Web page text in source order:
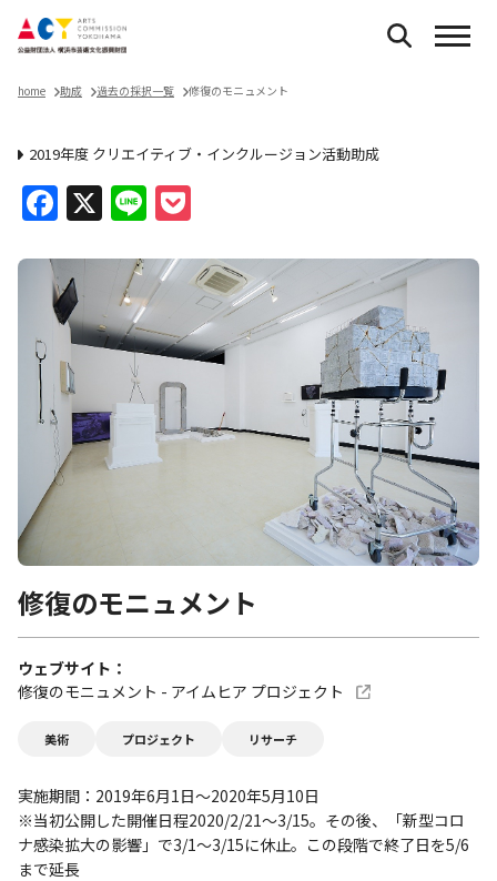
home 助成 過去の採択一覧 修復のモニュメント
2019年度 クリエイティブ・インクルージョン活動助成
Facebook
X Line
修復のモニュメント
ウェブサイト
修復のモニュメント - アイムヒア プロジェクト
美術 プロジェクト リサーチ
実施期間：2019年6月1日～2020年5月10日
※当初公開した開催日程2020/2/21〜3/15。その後、「新型コロ
ナ感染拡大の影響」で3/1〜3/15に休止。この段階で終了日を5/6
まで延長